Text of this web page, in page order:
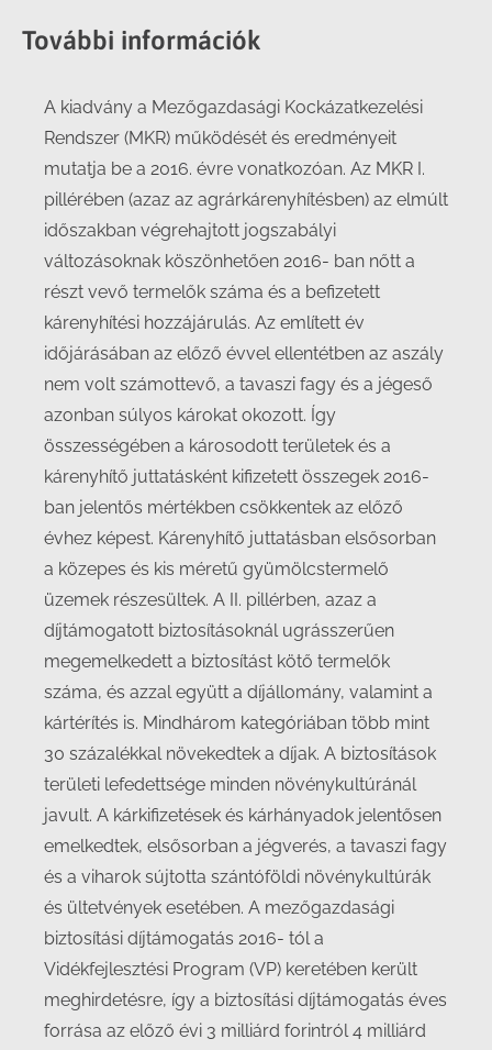
További információk
A kiadvány a Mezőgazdasági Kockázatkezelési
Rendszer (MKR) működését és eredményeit
mutatja be a 2016. évre vonatkozóan. Az MKR I.
pillérében (azaz az agrárkárenyhítésben) az elmúlt
időszakban végrehajtott jogszabályi
változásoknak köszönhetően 2016- ban nőtt a
részt vevő termelők száma és a befizetett
kárenyhítési hozzájárulás. Az említett év
időjárásában az előző évvel ellentétben az aszály
nem volt számottevő, a tavaszi fagy és a jégeső
azonban súlyos károkat okozott. Így
összességében a károsodott területek és a
kárenyhítő juttatásként kifizetett összegek 2016-
ban jelentős mértékben csökkentek az előző
évhez képest. Kárenyhítő juttatásban elsősorban
a közepes és kis méretű gyümölcstermelő
üzemek részesültek. A II. pillérben, azaz a
díjtámogatott biztosításoknál ugrásszerűen
megemelkedett a biztosítást kötő termelők
száma, és azzal együtt a díjállomány, valamint a
kártérítés is. Mindhárom kategóriában több mint
30 százalékkal növekedtek a díjak. A biztosítások
területi lefedettsége minden növénykultúránál
javult. A kárkifizetések és kárhányadok jelentősen
emelkedtek, elsősorban a jégverés, a tavaszi fagy
és a viharok sújtotta szántóföldi növénykultúrák
és ültetvények esetében. A mezőgazdasági
biztosítási díjtámogatás 2016- tól a
Vidékfejlesztési Program (VP) keretében került
meghirdetésre, így a biztosítási díjtámogatás éves
forrása az előző évi 3 milliárd forintról 4 milliárd